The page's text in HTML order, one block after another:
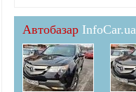
Автобазар InfoCar.ua